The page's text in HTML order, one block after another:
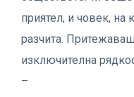
приятел, и човек,
разчита.
изключителна
–